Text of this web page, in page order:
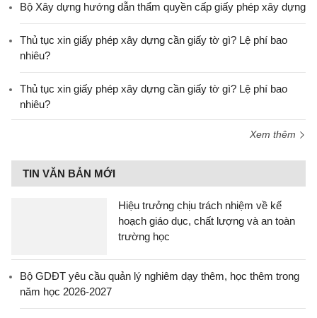
Bộ Xây dựng hướng dẫn thẩm quyền cấp giấy phép xây dựng
Thủ tục xin giấy phép xây dựng cần giấy tờ gì? Lệ phí bao
nhiêu?
Thủ tục xin giấy phép xây dựng cần giấy tờ gì? Lệ phí bao
nhiêu?
Xem thêm
TIN VĂN BẢN MỚI
Hiệu trưởng chịu trách nhiệm về kế
hoạch giáo dục, chất lượng và an toàn
trường học
Bộ GDĐT yêu cầu quản lý nghiêm dạy thêm, học thêm trong
năm học 2026-2027